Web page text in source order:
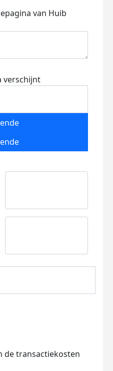
van Huib
verschijnt
de transactiekosten